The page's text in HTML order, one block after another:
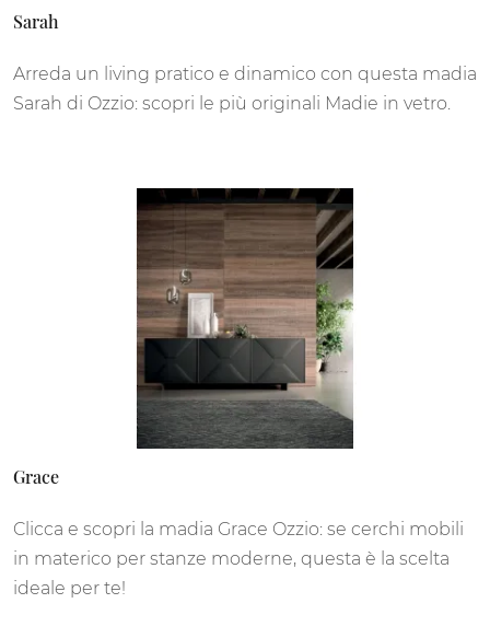
Sarah
Arreda un living pratico e dinamico con questa madia
Sarah di Ozzio: scopri le più originali Madie in vetro.
Grace
Clicca e scopri la madia Grace Ozzio: se cerchi mobili
in materico per stanze moderne, questa è la scelta
ideale per te!